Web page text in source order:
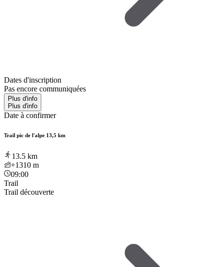
Dates d'inscription
Pas encore communiquées
Plus d'info
Plus d'info
Date à confirmer
Trail pic de l'alpe 13,5 km
13.5 km
+1310 m
09:00
Trail
Trail découverte